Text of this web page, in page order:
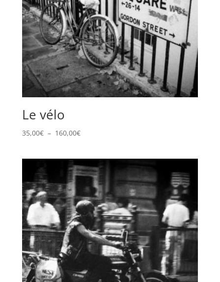
Le vélo
35,00€ – 160,00€Plage
35,00€
à
160,00€